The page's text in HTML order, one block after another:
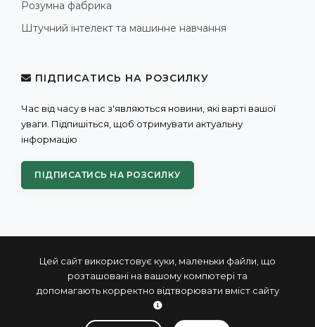
Цей сайт використовує куки, маленьки файли, що
розташовані на вашому компютері та
допомагають корректно відтворювати вміст сайту
Розумна фабрика
Штучний інтелект та машинне навчання
ПІДПИСАТИСЬ НА РОЗСИЛКУ
Час від часу в нас з'являються новини, які варті вашої
уваги. Підпишіться, щоб отримувати актуальну
інформацію
ПІДПИСАТИСЬ НА РОЗСИЛКУ
© 2004 - 2026 ПРОКСИС™ - промислові комп'ютери та
системи